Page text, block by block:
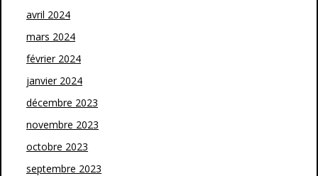
avril 2024
mars 2024
février 2024
janvier 2024
décembre 2023
novembre 2023
octobre 2023
septembre 2023